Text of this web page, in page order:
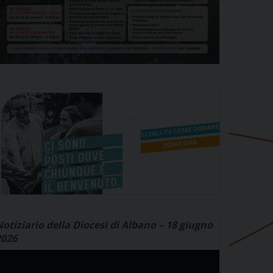
della Diocesi di Albano – 18 giugno